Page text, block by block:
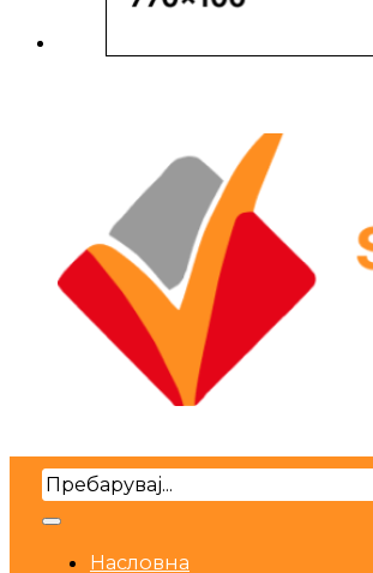
Search
Насловна